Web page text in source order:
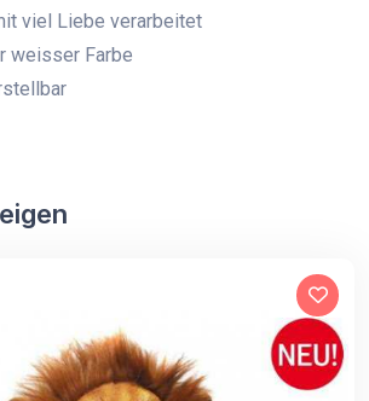
viel Liebe verarbeitet
weisser Farbe